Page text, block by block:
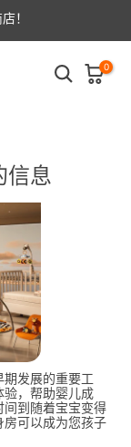
！
0
信息
发展的重要工
，帮助婴儿成
到随着宝宝变得
可以成为您孩子